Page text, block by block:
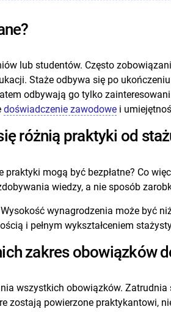
lub studentów. Często
Staże odbywa się po
odbywają go tylko
doświadczenie zawodowe i
różnią praktyki od
mogą być bezpłatne? Co
wiedzy, a nie sposób
wynagrodzenia może być
i pełnym wykształceniem
zakres obowiązków
wszystkich obowiązków.
zostają powierzone praktykantowi,